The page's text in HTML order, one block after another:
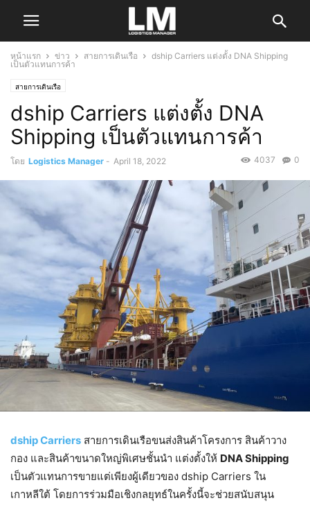
หน้าแรก ข่าว สายการเดินเรือ
dship Carriers แต่งตั้ง DNA Shipping
เป็นตัวแทนการค้า
สายการเดินเรือ
dship Carriers แต่งตั้ง DNA
Shipping เป็นตัวแทนการค้า
โดย Logistics Manager - April 18, 2022 0
4037
dship Carriers สายการเดินเรือขนส่งสินค้าโครงการ สินค้าวาง
กอง และสินค้าขนาดใหญ่พิเศษชั้นนำ แต่งตั้งให้ DNA Shipping
เป็นตัวแทนการขายแต่เพียงผู้เดียวของ dship Carriers ใน
เกาหลีใต้ โดยการร่วมมือเชิงกลยุทธ์ในครั้งนี้จะช่วยสนับสนุน